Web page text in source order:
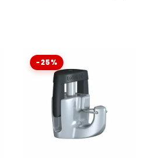
-25%